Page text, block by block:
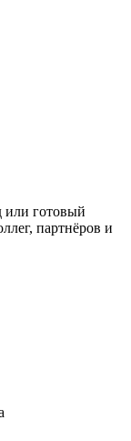
или готовый
партнёров и